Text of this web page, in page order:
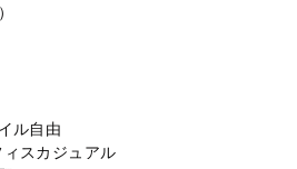
ル自由
スカジュアル